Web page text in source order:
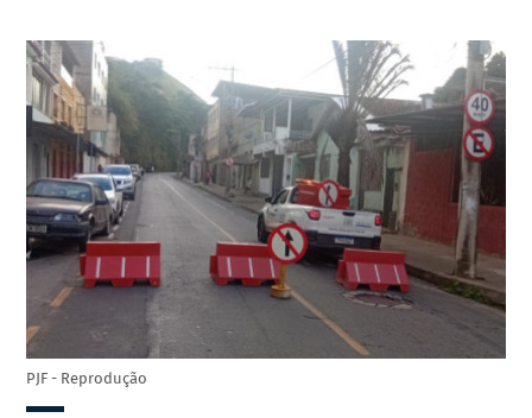
PJF - Reprodução